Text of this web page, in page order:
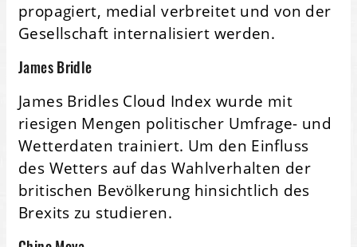
propagiert, medial verbreitet und von der
Gesellschaft internalisiert werden.
James Bridle
James Bridles Cloud Index wurde mit
riesigen Mengen politischer Umfrage- und
Wetterdaten trainiert. Um den Einfluss
des Wetters auf das Wahlverhalten der
britischen Bevölkerung hinsichtlich des
Brexits zu studieren.